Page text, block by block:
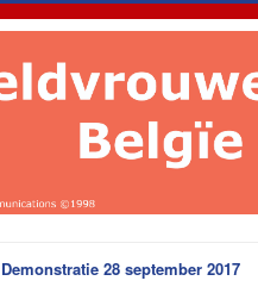
Demonstratie 28 september 2017